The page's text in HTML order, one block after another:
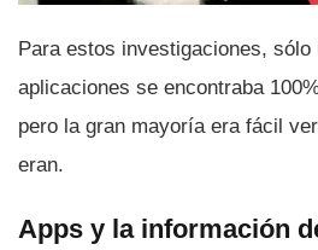
Para estos investigaciones, sólo
aplicaciones se encontraba
pero la gran mayorí­a era fácil
eran.
Apps y la información